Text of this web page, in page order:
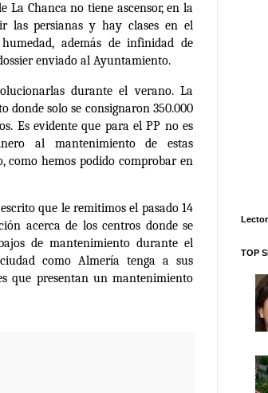
La Chanca no tiene ascensor, en la
las persianas y hay clases en el
además de infinidad de
enviado al Ayuntamiento.
durante el verano. La
donde solo se consignaron 350.000
Es evidente que para el PP no es
al mantenimiento de estas
como hemos podido comprobar en
que le remitimos el pasado 14
acerca de los centros donde se
de mantenimiento durante el
como Almería tenga a sus
que presentan un mantenimiento
TOP